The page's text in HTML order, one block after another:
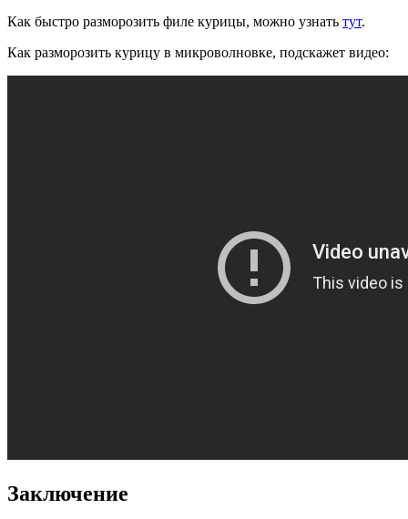
Как быстро разморозить филе курицы, можно узнать тут.
Как разморозить курицу в микроволновке, подскажет видео:
Заключение